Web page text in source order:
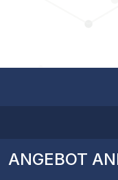
ANGEBOT